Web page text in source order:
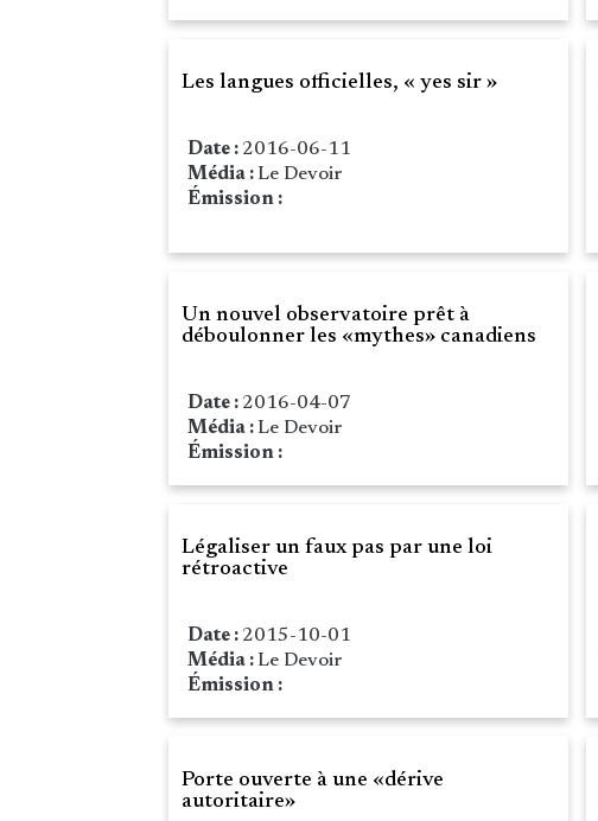
Les langues officielles, « yes sir »
Date : 2016-06-11
Média : Le Devoir
Émission :
Un nouvel observatoire prêt à
déboulonner les «mythes» canadiens
Date : 2016-04-07
Média : Le Devoir
Émission :
Légaliser un faux pas par une loi
rétroactive
Date : 2015-10-01
Média : Le Devoir
Émission :
Porte ouverte à une «dérive
autoritaire»